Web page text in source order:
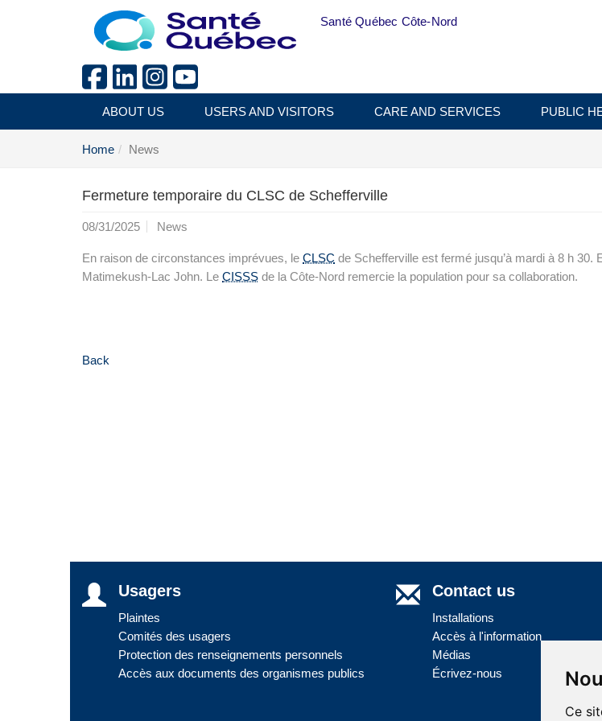
Ce
Santé Québec Côte-Nord
ABOUT US USERS AND VISITORS CARE AND SERVICES PUBLIC
Home News
Fermeture temporaire du CLSC de Schefferville
08/31/2025 News
En raison de circonstances imprévues, le CLSC de Schefferville est fermé jusqu’à mardi à 8 h
Matimekush-Lac John. Le CISSS de la Côte-Nord remercie la population pour sa collaboration.
Back
Usagers
Plaintes
Comités des usagers
Protection des renseignements personnels
Accès aux documents des organismes publics
Contact us
Installations
Accès à l'information
Médias
Écrivez-nous